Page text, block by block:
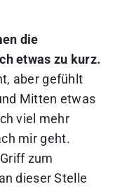
die
etwas zu kurz.
aber gefühlt
Mitten etwas
viel mehr
mir geht.
zum
dieser Stelle